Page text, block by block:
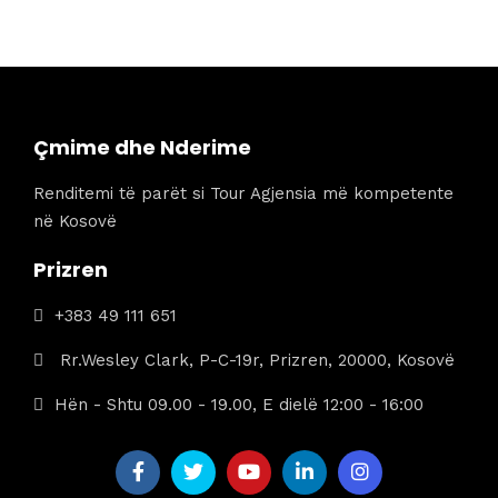
1335 €.është:
Çmime dhe Nderime
Renditemi të parët si Tour Agjensia më kompetente
në Kosovë
Prizren
+383 49 111 651
Rr.Wesley Clark, P-C-19r, Prizren, 20000, Kosovë
Hën - Shtu 09.00 - 19.00, E dielë 12:00 - 16:00